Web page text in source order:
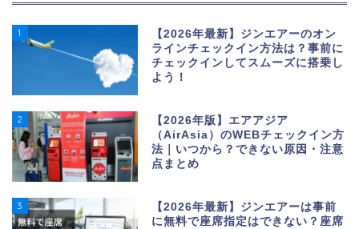
1
【2026年最新】ジンエアーのオン
ラインチェックイン方法は？事前に
チェックインしてスムーズに搭乗し
よう！
2
【2026年版】エアアジア
（AirAsia）のWEBチェックイン方
法｜いつから？できない原因・注意
点まとめ
3
【2026年最新】ジンエアーは事前
に無料で座席指定はできない？座席